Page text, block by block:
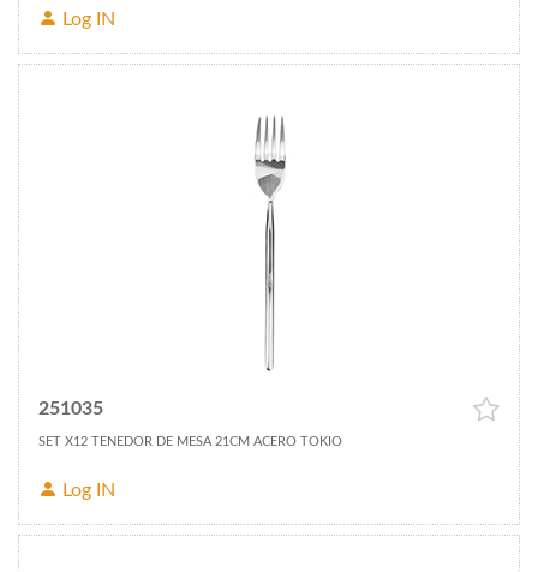
Log IN
251035
SET X12 TENEDOR DE MESA 21CM ACERO TOKIO
Log IN